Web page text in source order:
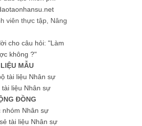
viên thực tập, Nâng
cho câu hỏi: "Làm
không ?"
MẪU
tài liệu Nhân sự
tài liệu Nhân sự
ĐỒNG
nhóm Nhân sự
tài liệu Nhân sự